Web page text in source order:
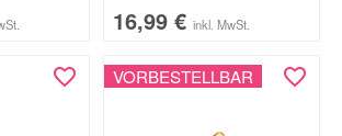
16,99 € inkl. MwSt.
VORBESTELLBAR